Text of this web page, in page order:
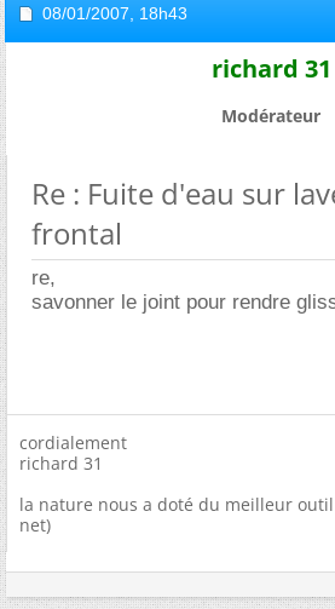
08/01/2007, 18h43
richard 31
Modérateur
Re : Fuite d'eau sur
frontal
re,
savonner le joint pour rendre
cordialement
richard 31
la nature nous a doté du meilleur outil
net)